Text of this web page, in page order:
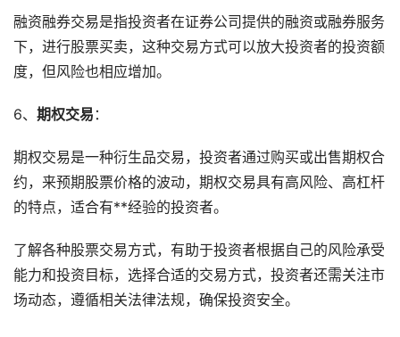
融资融券交易是指投资者在证券公司提供的融资或融券服务
下，进行股票买卖，这种交易方式可以放大投资者的投资额
度，但风险也相应增加。
6、 期权交易 ：
期权交易是一种衍生品交易，投资者通过购买或出售期权合
约，来预期股票价格的波动，期权交易具有高风险、高杠杆
的特点，适合有**经验的投资者。
了解各种股票交易方式，有助于投资者根据自己的风险承受
能力和投资目标，选择合适的交易方式，投资者还需关注市
场动态，遵循相关法律法规，确保投资安全。